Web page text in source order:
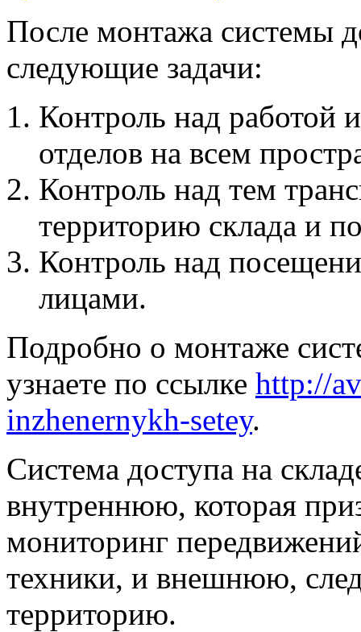
После монтажа системы
следующие задачи:
Контроль над работой
отделов на всем
Контроль над тем
территорию склада и
Контроль над
лицами.
Подробно о монтаже
узнаете по ссылке http://
inzhenernykh-setey.
Система доступа на
внутреннюю, которая
мониторинг
техники, и внешнюю,
территорию.